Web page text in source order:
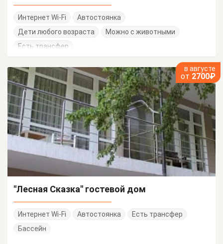
Интернет Wi-Fi
Автостоянка
Дети любого возраста
Можно с животными
Есть трансфер
в августе
от 2700₽
"Лесная Сказка" гостевой дом
Интернет Wi-Fi Автостоянка
Есть трансфер
Бассейн